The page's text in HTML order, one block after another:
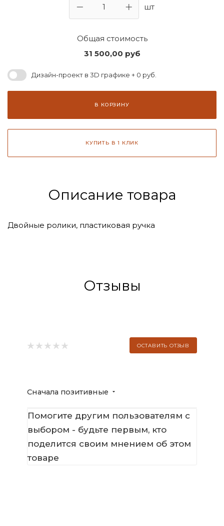
шт
Общая стоимость
31 500,00 руб
Дизайн-проект в 3D графике + 0 руб.
В КОРЗИНУ
КУПИТЬ В 1 КЛИК
Описание товара
Двойные ролики, пластиковая ручка
Отзывы
ОСТАВИТЬ ОТЗЫВ
Сначала позитивные
Помогите другим пользователям с
выбором - будьте первым, кто
поделится своим мнением об этом
товаре